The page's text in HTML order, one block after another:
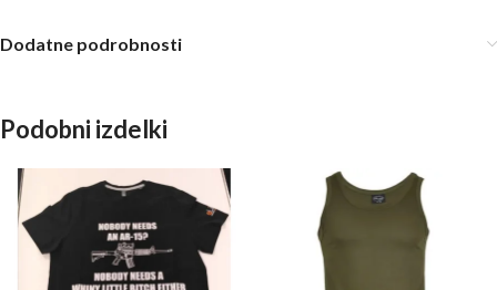
Dodatne podrobnosti
Podobni izdelki